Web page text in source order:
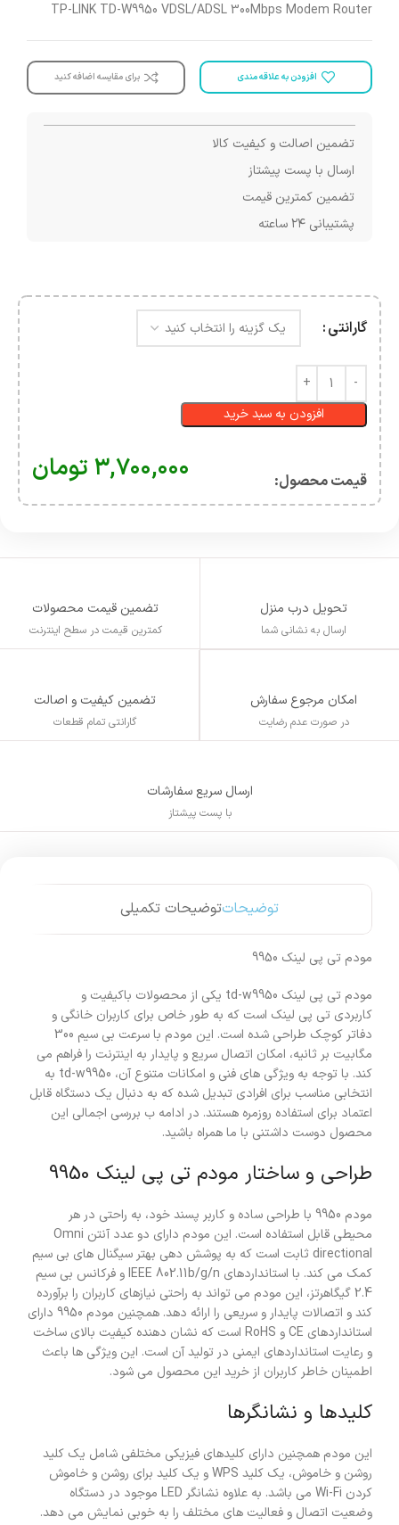
TP-LINK TD-W9950 VDSL/ADSL 300Mbps Modem Router
افزودن به علاقه مندی برای مقایسه اضافه کنید
تضمین اصالت و کیفیت کالا
ارسال با پست پیشتاز
تضمین کمترین قیمت
پشتیبانی ۲۴ ساعته
گارانتی
افزودن به سبد خرید
قیمت محصول:​ ۳,۷۰۰,۰۰۰ تومان
تحویل درب منزل
ارسال به نشانی شما
تضمین قیمت محصولات
کمترین قیمت در سطح اینترنت
امکان مرجوع سفارش
در صورت عدم رضایت
تضمین کیفیت و اصالت
گارانتی تمام قطعات
ارسال سریع سفارشات
با پست پیشتاز
توضیحاتتوضیحات تکمیلی
مودم تی پی لینک 9950
مودم تی پی لینک td-w9950 یکی از محصولات باکیفیت و
کاربردی تی پی لینک است که به طور خاص برای کاربران خانگی و
دفاتر کوچک طراحی شده است. این مودم با سرعت بی سیم 300
مگابیت بر ثانیه، امکان اتصال سریع و پایدار به اینترنت را فراهم می
کند. با توجه به ویژگی های فنی و امکانات متنوع آن، td-w9950 به
انتخابی مناسب برای افرادی تبدیل شده که به دنبال یک دستگاه قابل
اعتماد برای استفاده روزمره هستند. در ادامه ب بررسی اجمالی این
محصول دوست داشتنی با ما همراه باشید.
طراحی و ساختار مودم تی پی لینک 9950
مودم 9950 با طراحی ساده و کاربر پسند خود، به راحتی در هر
محیطی قابل استفاده است. این مودم دارای دو عدد آنتن Omni
directional ثابت است که به پوشش دهی بهتر سیگنال های بی سیم
کمک می کند. با استانداردهای IEEE 802.11b/g/n و فرکانس بی سیم
2.4 گیگاهرتز، این مودم می تواند به راحتی نیازهای کاربران را برآورده
کند و اتصالات پایدار و سریعی را ارائه دهد. همچنین مودم 9950 دارای
استانداردهای CE و RoHS است که نشان دهنده کیفیت بالای ساخت
و رعایت استانداردهای ایمنی در تولید آن است. این ویژگی ها باعث
اطمینان خاطر کاربران از خرید این محصول می شود.
کلیدها و نشانگرها
این مودم همچنین دارای کلیدهای فیزیکی مختلفی شامل یک کلید
روشن و خاموش، یک کلید WPS و یک کلید برای روشن و خاموش
کردن Wi-Fi می باشد. به علاوه نشانگر LED موجود در دستگاه
وضعیت اتصال و فعالیت های مختلف را به خوبی نمایش می دهد.